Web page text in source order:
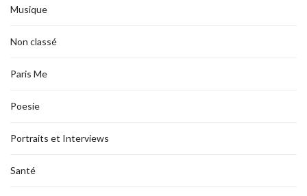
Musique
Non classé
Paris Me
Poesie
Portraits et Interviews
Santé